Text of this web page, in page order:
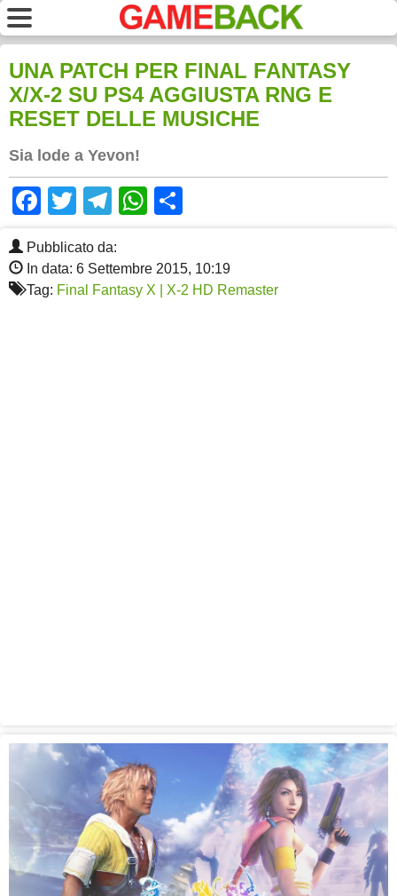
UNA PATCH PER FINAL FANTASY
X/X-2 SU PS4 AGGIUSTA RNG E
RESET DELLE MUSICHE
Sia lode a Yevon!
Facebook
TwitterTelegram
WhatsApp
Pubblicato da:
In data: 6 Settembre 2015, 10:19
Tag: Final Fantasy X | X-2 HD Remaster